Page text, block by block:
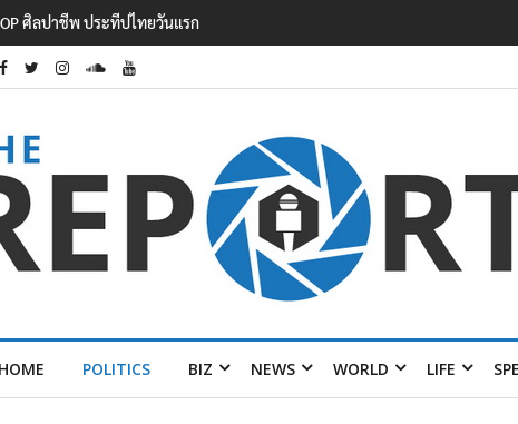
แรกโต 6.5% กวาดรายได้ 2.3 หมื่นล้านยูโร คว้าไลเซนส์ ‘กุชชี่’ 50 ปี พร้อมส่ง 4
HOME POLITICS BIZ NEWS WORLD LIFE